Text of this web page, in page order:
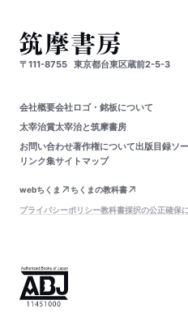
〒111-8755 東京都台東区蔵前2-5-3
会社概要会社ロゴ・銘板について
太宰治賞太宰治と筑摩書房
お問い合わせ著作権について出版目録ソ
リンク集サイトマップ
webちくま
ちくまの教科書
プライバシーポリシー教科書採択の公正確保